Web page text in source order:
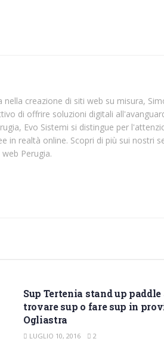
creazione di siti web su misura,
di offrire soluzioni digitali
Evo Sistemi si distingue per
in realtà online. Scopri di più sui nostri
Perugia.
Sup Tertenia stand up
trovare sup o fare sup in
Ogliastra
LUGLIO 10, 2016 2